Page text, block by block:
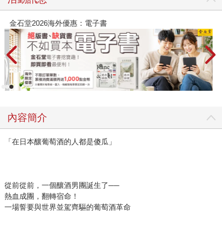
金石堂2026海外優惠：電子書
內容簡介
「在日本釀葡萄酒的人都是傻瓜」
從前從前，一個釀酒男團誕生了──
熱血成團，翻轉宿命！
一場誓要與世界並駕齊驅的葡萄酒革命